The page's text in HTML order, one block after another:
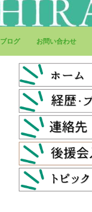
ブログ お問い合わせ